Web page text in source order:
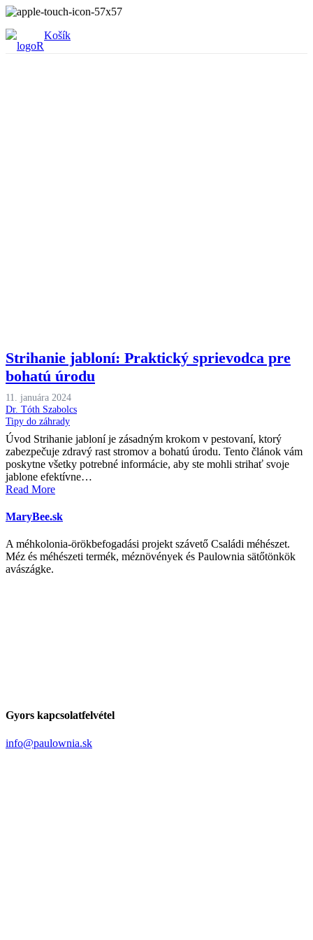
Košík
Strihanie jabloní: Praktický sprievodca pre
bohatú úrodu
11. januára 2024
Dr. Tóth Szabolcs
Tipy do záhrady
Úvod Strihanie jabloní je zásadným krokom v pestovaní, ktorý
zabezpečuje zdravý rast stromov a bohatú úrodu. Tento článok vám
poskytne všetky potrebné informácie, aby ste mohli strihať svoje
jablone efektívne…
Read More
MaryBee.sk
A méhkolonia-örökbefogadási projekt szávető Családi méhészet.
Méz és méhészeti termék, méznövények és Paulownia sätőtönkök
avászágke.
Gyors kapcsolatfelvétel
info@paulownia.sk